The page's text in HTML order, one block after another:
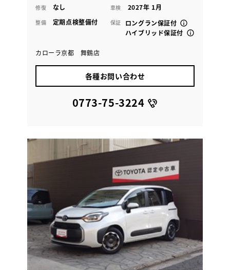
修復 なし 車検 2027年 1月
整備 定期点検整備付 保証
ロングラン保証付
ハイブリッド保証付
カローラ京都 舞鶴店
各種お問い合わせ
0773-75-3224